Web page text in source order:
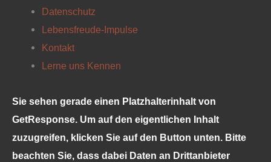
Datenschutz
Lebensfreude-Impulse
Kontakt
Lerne uns Kennen
Sie sehen gerade einen Platzhalterinhalt von
GetResponse. Um auf den eigentlichen Inhalt
zuzugreifen, klicken Sie auf den Button unten. Bitte
beachten Sie, dass dabei Daten an Drittanbieter